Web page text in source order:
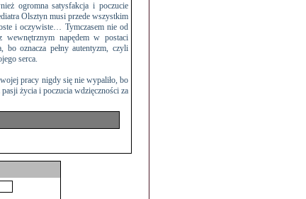
ogromna satysfakcja i poczucie
Olsztynmusi przede wszystkim
i oczywiste… Tymczasem nie od
napędem w postaci
oznacza pełny autentyzm, czyli
serca.
pracy nigdy się nie wypaliło, bo
życia i poczucia wdzięczności za